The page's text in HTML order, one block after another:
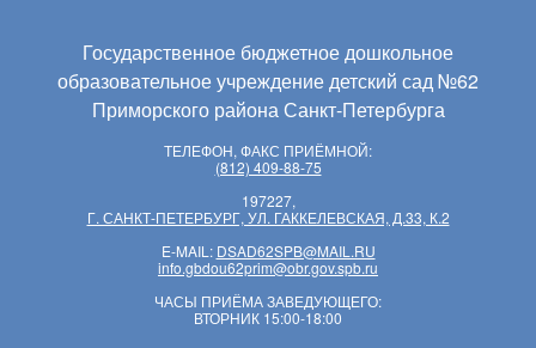
Государственное бюджетное дошкольное
образовательное учреждение детский сад №62
Приморского района Санкт-Петербурга
ТЕЛЕФОН, ФАКС ПРИЁМНОЙ:
(812) 409-88-75
197227,
Г. САНКТ-ПЕТЕРБУРГ, УЛ. ГАККЕЛЕВСКАЯ, Д.33, К.2
E-MAIL: DSAD62SPB@MAIL.RU
info.gbdou62prim@obr.gov.spb.ru
ЧАСЫ ПРИЁМА ЗАВЕДУЮЩЕГО:
ВТОРНИК 15:00-18:00